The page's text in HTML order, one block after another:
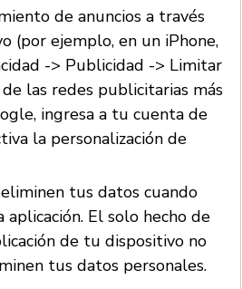
de anuncios a través
(por ejemplo, en un iPhone,
-> Publicidad -> Limitar
las redes publicitarias más
ingresa a tu cuenta de
la personalización de
tus datos cuando
aplicación. El solo hecho de
de tu dispositivo no
tus datos personales.